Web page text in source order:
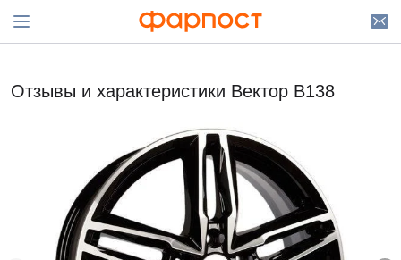
Отзывы и характеристики Вектор B138